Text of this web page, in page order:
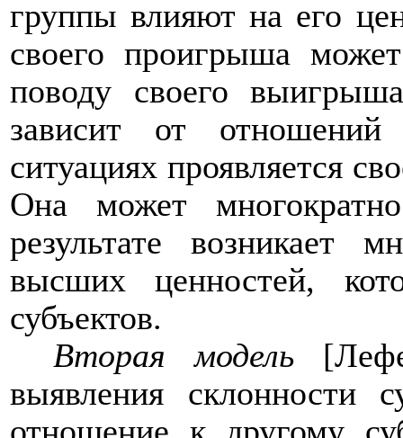
группы влияют на его
своего проигрыша
поводу своего
зависит от
ситуациях проявляется
Она может
результате возникает
высших ценностей,
субъектов.
Вторая модель
выявления склонности